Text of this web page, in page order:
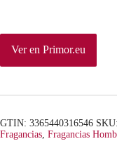
a
l
a
8
Ver en Primor.eu
GTIN: 3365440316546 SKU:
Fragancias Fragancias